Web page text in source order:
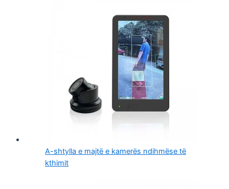
A-shtylla e majtë e kamerës ndihmëse të
kthimit